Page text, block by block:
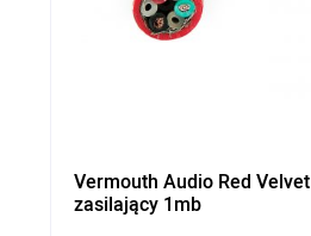
Vermouth Audio Red Velvet
zasilający 1mb